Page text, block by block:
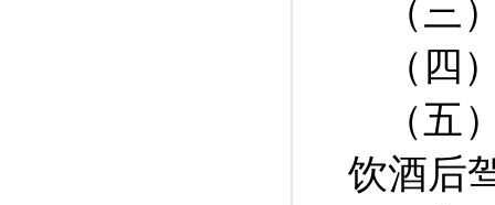
（三
（四
（五
饮酒后